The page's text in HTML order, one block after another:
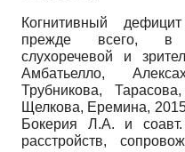
Когнитивный
прежде всего, в
слухоречевой и
Амбатьелло,
Трубникова,
Щелкова, Еремина,
Бокерия Л.А. и
расстройств,